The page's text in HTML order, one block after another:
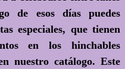
de esos días puedes
especiales, que tienen
en los hinchables
nuestro catálogo. Este